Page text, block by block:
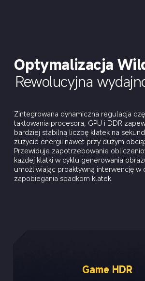
Optymalizacja
Rewolucyjna
Zintegrowana dynamiczna regulacja
taktowania procesora, GPU i DDR
bardziej stabilną liczbę klatek na
zużycie energii nawet przy dużym
Przewiduje zapotrzebowanie
każdej klatki w cyklu generowania
umożliwiając proaktywną interwencję w
zapobiegania spadkom klatek.
Game HDR
24-krotna super